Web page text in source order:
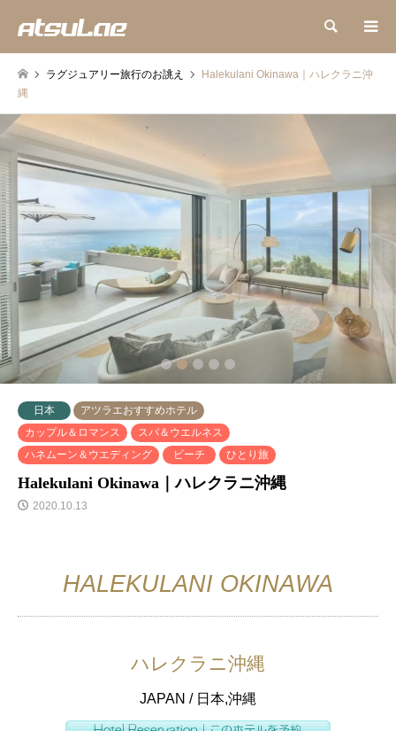
検索
ラグジュアリー旅行のお誂え
Halekulani Okinawa｜ハレクラニ沖
縄
2 3 5
日本
アツラエおすすめホテル
カップル＆ロマンス
スパ＆ウエルネス
ハネムーン＆ウエディング
ビーチ ひとり旅
Halekulani Okinawa｜ハレクラニ沖縄
2020.10.13
HALEKULANI OKINAWA
ハレクラニ沖縄
JAPAN / 日本,沖縄